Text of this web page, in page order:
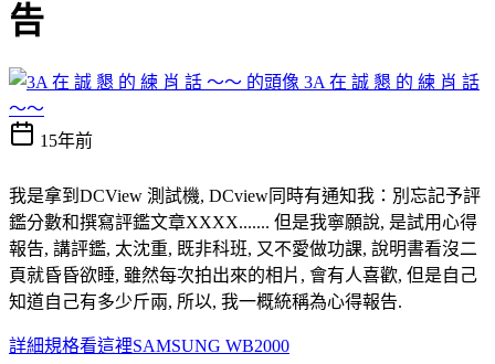
告
3A 在 誠 懇 的 練 肖 話
～～
15年前
我是拿到DCView 測試機, DCview同時有通知我：別忘記予評
鑑分數和撰寫評鑑文章XXXX....... 但是我寧願說, 是試用心得
報告, 講評鑑, 太沈重, 既非科班, 又不愛做功課, 說明書看沒二
頁就昏昏欲睡, 雖然每次拍出來的相片, 會有人喜歡, 但是自己
知道自己有多少斤兩, 所以, 我一概統稱為心得報告.
詳細規格看這裡SAMSUNG WB2000